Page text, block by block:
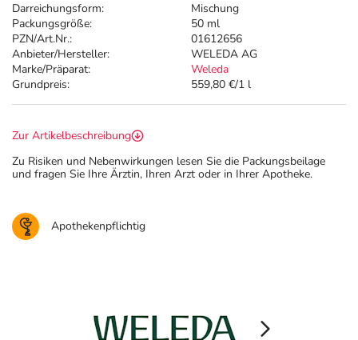
Darreichungsform:
Mischung
Packungsgröße:
50 ml
PZN/Art.Nr.:
01612656
Anbieter/Hersteller:
WELEDA AG
Marke/Präparat:
Weleda
Grundpreis:
559,80 €/1 l
Zur Artikelbeschreibung
Zu Risiken und Nebenwirkungen lesen Sie die Packungsbeilage
und fragen Sie Ihre Ärztin, Ihren Arzt oder in Ihrer Apotheke.
Apothekenpflichtig